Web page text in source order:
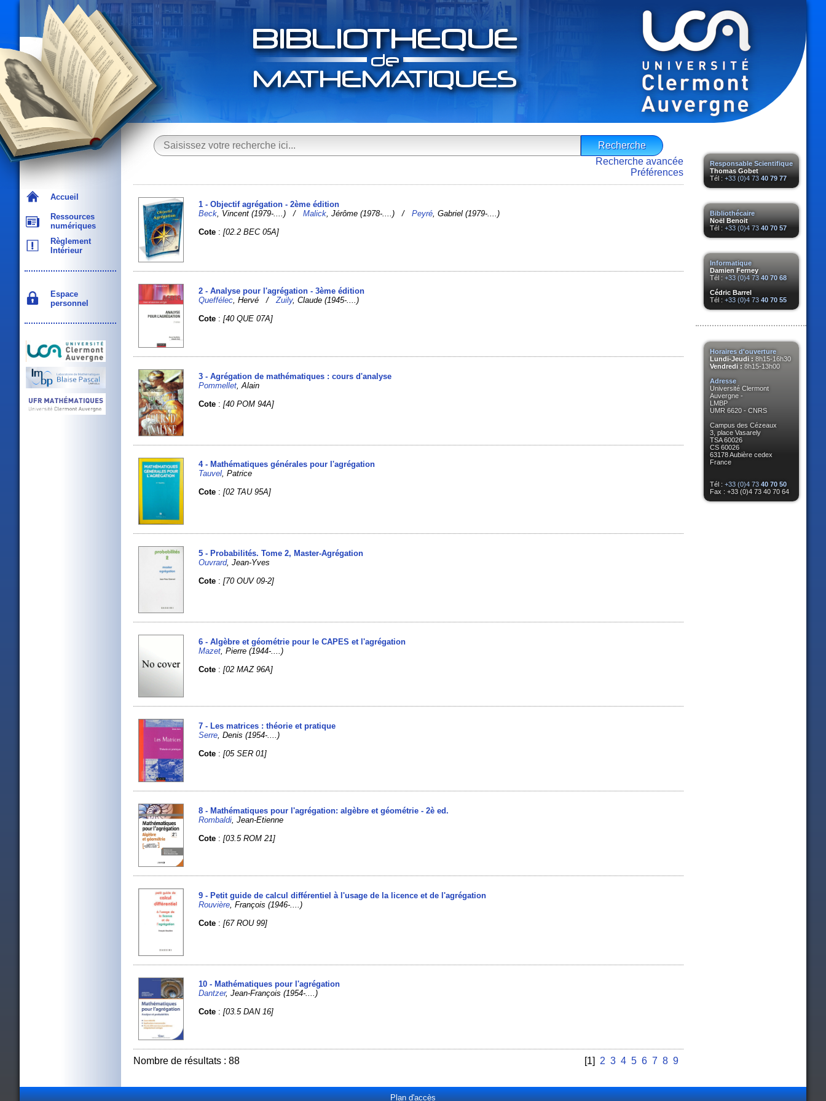
Accueil
Ressources
numériques
Règlement
Intérieur
Espace
personnel
Responsable Scientifique
Thomas Gobet
Tél : +33 (0)4 73 40 79 77
Bibliothécaire
Noël Benoit
Tél : +33 (0)4 73 40 70 57
Informatique
Damien Ferney
Tél : +33 (0)4 73 40 70 68
Cédric Barrel
Tél : +33 (0)4 73 40 70 55
Horaires d'ouverture
Lundi-Jeudi : 8h15-16h30
Vendredi : 8h15-13h00
Adresse
Université Clermont
Auvergne -
LMBP
UMR 6620 - CNRS
Campus des Cézeaux
3, place Vasarely
TSA 60026
CS 60026
63178 Aubière cedex
France
Tél : +33 (0)4 73 40 70 50
Fax : +33 (0)4 73 40 70 64
Recherche avancée
Préférences
1 - Objectif agrégation - 2ème édition
Beck , Vincent (1979-....) /Malick , Jérôme (1978-....) /Peyré , Gabriel (1979-....)
Cote :[02.2 BEC 05A]
2 - Analyse pour l'agrégation - 3ème édition
Queffélec, Hervé /Zuily, Claude (1945-....)
Cote :[40 QUE 07A]
3 - Agrégation de mathématiques : cours d'analyse
Pommellet , Alain
Cote :[40 POM 94A]
4 - Mathématiques générales pour l'agrégation
Tauvel, Patrice
Cote :[02 TAU 95A]
5 - Probabilités. Tome 2, Master-Agrégation
Ouvrard, Jean-Yves
Cote :[70 OUV 09-2]
6 - Algèbre et géométrie pour le CAPES et l'agrégation
Mazet , Pierre (1944-....)
Cote :[02 MAZ 96A]
7 - Les matrices : théorie et pratique
Serre, Denis (1954-....)
Cote :[05 SER 01]
8 - Mathématiques pour l'agrégation: algèbre et géométrie - 2è ed.
Rombaldi , Jean-Etienne
Cote :[03.5 ROM 21]
9 - Petit guide de calcul différentiel à l'usage de la licence et de l'agrégation
Rouvière , François (1946-....)
Cote :[67 ROU 99]
10 - Mathématiques pour l'agrégation
Dantzer, Jean-François (1954-....)
Cote :[03.5 DAN 16]
Nombre de résultats : 88 [1] 2 3 4 5 6 7 8 9
Plan d'accès